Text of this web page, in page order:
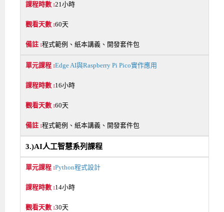
21小時
60天
程式範例、紙本講義、開發套件包
Edge AI與Raspberry Pi Pico實作應用
16小時
60天
程式範例、紙本講義、開發套件包
3.)AI人工智慧系列課程
Python程式設計
14小時
30天